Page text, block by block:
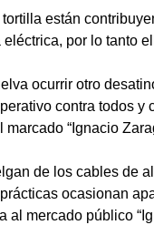
están
por lo tanto
ocurrir otro
contra todos y
“Ignacio
de los cables de
ocasionan
mercado público